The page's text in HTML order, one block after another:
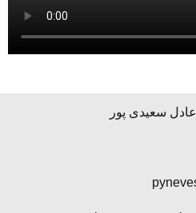
عادل سعیدی پور